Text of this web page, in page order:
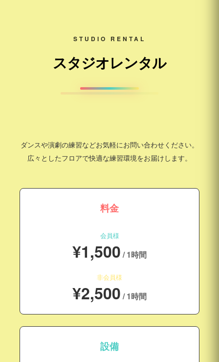
STUDIO RENTAL
スタジオレンタル
ダンスや演劇の練習などお気軽にお問い合わせください。
広々としたフロアで快適な練習環境をお届けします。
料金
会員様
¥1,500 / 1時間
非会員様
¥2,500 / 1時間
設備